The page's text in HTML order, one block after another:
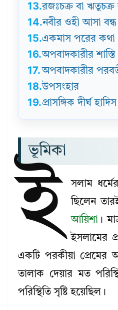
13.রজঃচক্র বা
14.নবীর ওহী আসা বন্ধ
15.একমাস পরের কথা
16.অপবাদকারীর শাস্তি
17. অপবাদকারীর
18.উপসংহার
19.প্রাসঙ্গিক দীর্ঘ
ভূমিকা
ই
সলাম
ছিলেন
আয়িশা ।
ইসলামের
একটি পরকীয়া প্রেমের
তালাক দেয়ার মত
পরিস্থিতি সৃষ্টি হয়েছিল।